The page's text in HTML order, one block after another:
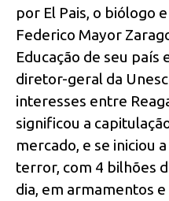
por El Pais, o biólogo
Federico Mayor
Educação de seu país
diretor-geral da
interesses entre
significou a
mercado, e se iniciou
terror, com 4 bilhões
dia, em armamentos